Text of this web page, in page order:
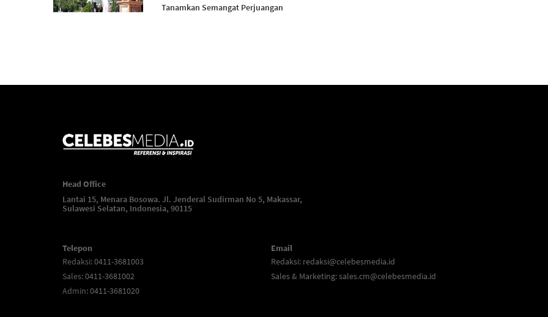
Tanamkan Semangat Perjuangan
Head Office
Lantai 15, Menara Bosowa. Jl. Jenderal Sudirman No 5, Makassar,
Sulawesi Selatan, Indonesia, 90115
Telepon
Redaksi: 0411-3681003
Sales: 0411-3681002
Admin: 0411-3681020
Email
Redaksi: redaksi@celebesmedia.id
Sales & Marketing:sales.cm@celebesmedia.id